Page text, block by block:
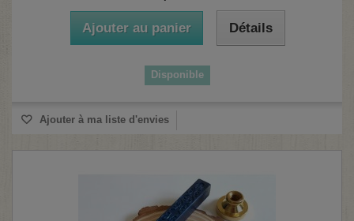
Ajouter au panier Détails
Disponible
Ajouter à ma liste d'envies